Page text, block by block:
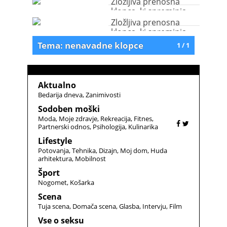
klopca, ki spreminja
obliko
Zložljiva prenosna
klopca, ki spreminja
obliko
1 / 1
Tema: nenavadne klopce
Aktualno
Bedarija dneva Zanimivosti
Sodoben moški
Moda Moje zdravje Rekreacija Fitnes
Partnerski odnos Psihologija Kulinarika
Lifestyle
Potovanja Tehnika Dizajn Moj dom Huda
arhitektura Mobilnost
Šport
Nogomet Košarka
Scena
Tuja scena Domača scena Glasba Intervju Film
Vse o seksu